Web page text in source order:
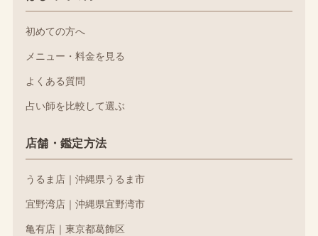
初めての方へ
メニュー・料金を見る
よくある質問
占い師を比較して選ぶ
店舗・鑑定方法
うるま店｜沖縄県うるま市
宜野湾店｜沖縄県宜野湾市
亀有店｜東京都葛飾区